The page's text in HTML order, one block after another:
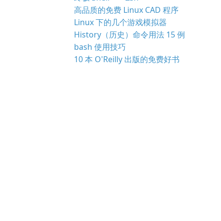
高品质的免费 Linux CAD 程序
Linux 下的几个游戏模拟器
History（历史）命令用法 15 例
bash 使用技巧
10 本 O'Reilly 出版的免费好书